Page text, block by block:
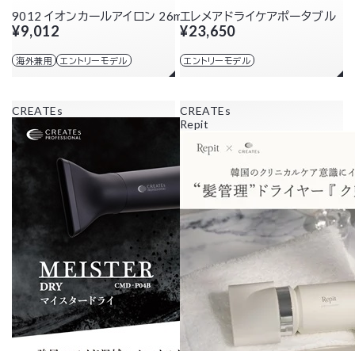
9012 イオンカールアイロン 26mm
¥9,012
海外兼用 エントリーモデル
エレメアドライケアポータブル
¥23,650
エントリーモデル
CREATEs
CREATEs
Repit